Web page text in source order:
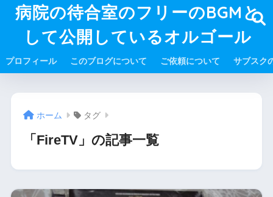
病院の待合室のフリーのBGMと
して公開しているオルゴール
プロフィール このブログについて ご依頼について サブスク
ホーム タグ
「FireTV」の記事一覧